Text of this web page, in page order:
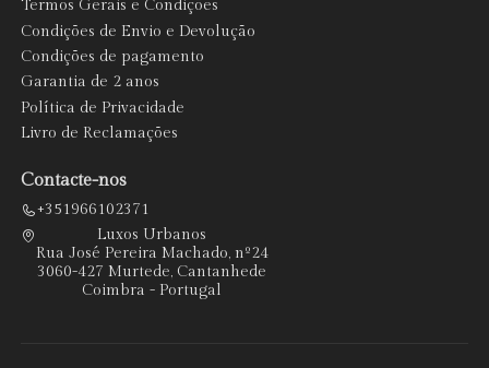
Termos Gerais e Condições
Condições de Envio e Devolução
Condições de pagamento
Garantia de 2 anos
Política de Privacidade
Livro de Reclamações
Contacte-nos
+351966102371
Luxos Urbanos
Rua José Pereira Machado, nº24
3060-427 Murtede, Cantanhede
Coimbra - Portugal